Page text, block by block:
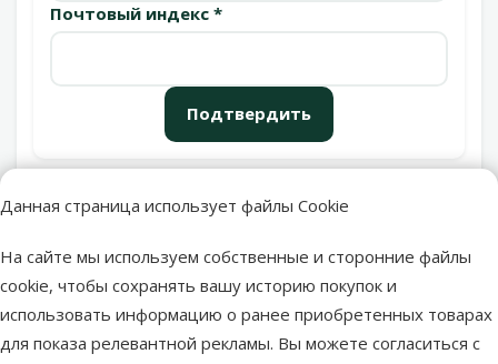
Данная страница использует файлы Cookie
На сайте мы используем собственные и сторонние файлы
cookie, чтобы сохранять вашу историю покупок и
использовать информацию о ранее приобретенных товарах
для показа релевантной рекламы. Вы можете согласиться с
Почтовый индекс *
Подтвердить
Пункты выдачи
Latvijas Pasts пакомат